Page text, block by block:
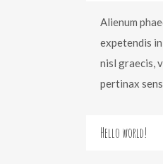
Alienum
expetendis
nisl graecis,
pertinax
Hello world!